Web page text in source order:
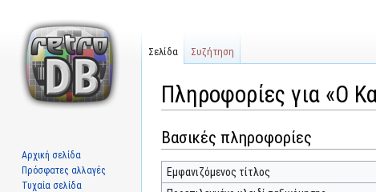
Πληροφορίες για «Ο
Μετάβαση
στην
πλοήγηση
Πήδηση
στην
αναζήτηση
Βασικές πληροφορίες
Εμφανιζόμενος τίτλος
Σελίδα Συζήτηση
Αρχική σελίδα
Πρόσφατες αλλαγές
Τυχαία σελίδα